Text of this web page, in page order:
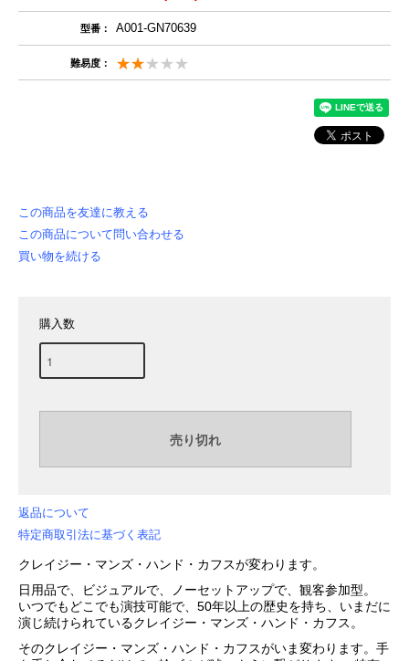
型番： A001-GN70639
難易度：
この商品を友達に教える
この商品について問い合わせる
買い物を続ける
購入数
返品について
特定商取引法に基づく表記
クレイジー・マンズ・ハンド・カフスが変わります。
日用品で、ビジュアルで、ノーセットアップで、観客参加型。
いつでもどこでも演技可能で、50年以上の歴史を持ち、いまだに
演じ続けられているクレイジー・マンズ・ハンド・カフス。
そのクレイジー・マンズ・ハンド・カフスがいま変わります。手